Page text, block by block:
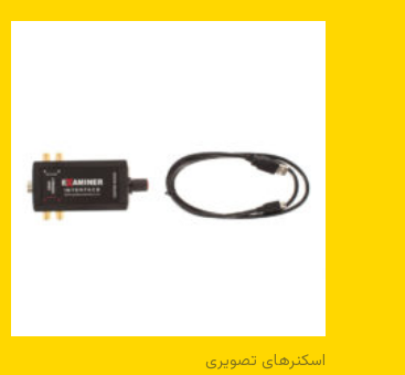
اسکنرهای تصویری